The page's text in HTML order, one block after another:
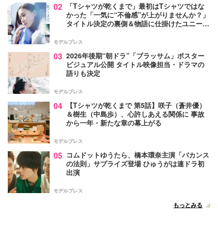
02
「Tシャツが乾くまで」最初はTシャツではな
かった「一気に“不倫感”が上がりませんか？」
タイトル決定の裏側＆物語に仕掛けたユニーク
モデルプレス
03 2026年後期“朝ドラ”「ブラッサム」ポスター
ビジュアル公開 タイトル映像担当・ドラマの
語りも決定
モデルプレス
04
【Tシャツが乾くまで 第5話】咲子（蒼井優）
＆樹生（中島歩）、心許しあえる関係に 事故
から一年・新たな章の幕上がる
モデルプレス
05 コムドットゆうたら、橋本環奈主演「バカンス
の法則」サプライズ登場 ひゅうがは連ドラ初
出演
モデルプレス
もっとみる